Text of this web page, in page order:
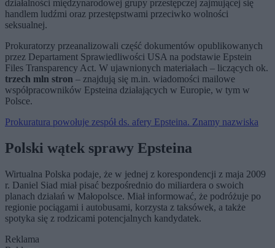
działalności międzynarodowej grupy przestępczej zajmującej się
handlem ludźmi oraz przestępstwami przeciwko wolności
seksualnej.
Prokuratorzy przeanalizowali część dokumentów opublikowanych
przez Departament Sprawiedliwości USA na podstawie Epstein
Files Transparency Act. W ujawnionych materiałach – liczących ok.
trzech mln stron – znajdują się m.in. wiadomości mailowe
współpracowników Epsteina działających w Europie, w tym w
Polsce.
Prokuratura powołuje zespół ds. afery Epsteina. Znamy nazwiska
Polski wątek sprawy Epsteina
Wirtualna Polska podaje, że w jednej z korespondencji z maja 2009
r. Daniel Siad miał pisać bezpośrednio do miliardera o swoich
planach działań w Małopolsce. Miał informować, że podróżuje po
regionie pociągami i autobusami, korzysta z taksówek, a także
spotyka się z rodzicami potencjalnych kandydatek.
Reklama